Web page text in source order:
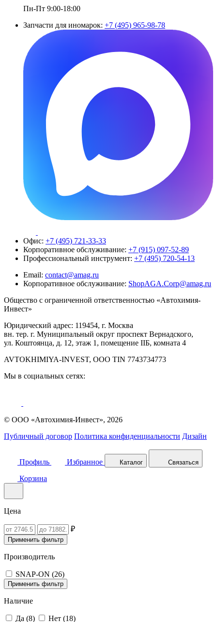
Пн-Пт 9:00-18:00
Запчасти для иномарок: +7 (495) 965-98-78
Офис: +7 (495) 721-33-33
Корпоративное обслуживание: +7 (915) 097-52-89
Профессиональный инструмент: +7 (495) 720-54-13
Email: contact@amag.ru
Корпоративное обслуживание: ShopAGA.Corp@amag.ru
Общество с ограниченной ответственностью «Автохимия-
Инвест»
Юридический адрес: 119454, г. Москва
вн. тер. г. Муниципальный округ проспект Вернадского,
ул. Коштоянца, д. 12, этаж 1, помещение IIБ, комната 4
AVTOKHIMIYA-INVEST, OOO TIN 7743734773
Мы в социальных сетях:
© ООО «Автохимия-Инвест», 2026
Публичный договор Политика конфиденциальности Дизайн
Профиль Избранное Каталог Связаться
Корзина
Цена
₽
Применить фильтр
Производитель
SNAP-ON (26)
Применить фильтр
Наличие
Да (8) Нет (18)